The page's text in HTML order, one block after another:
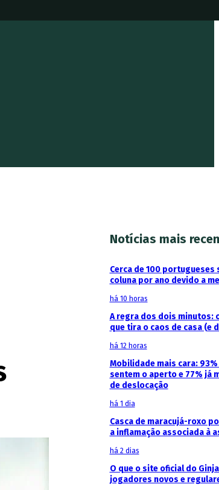
Notícias mais
Cerca de 100 portugueses
coluna por ano devido a
há 10 horas
A regra dos dois minutos:
que tira o caos de casa (e
há 12 horas
Mobilidade mais cara:
sentem o aperto e 77% já
de deslocação
há 1 dia
Casca de maracujá-roxo
a inflamação associada à
há 2 dias
O que o site oficial do
jogadores novos e